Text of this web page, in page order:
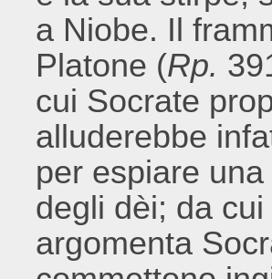
a Niobe. Il
Platone (Rp.
cui Socrate
alluderebbe
per espiare
degli dèi; da
argomenta